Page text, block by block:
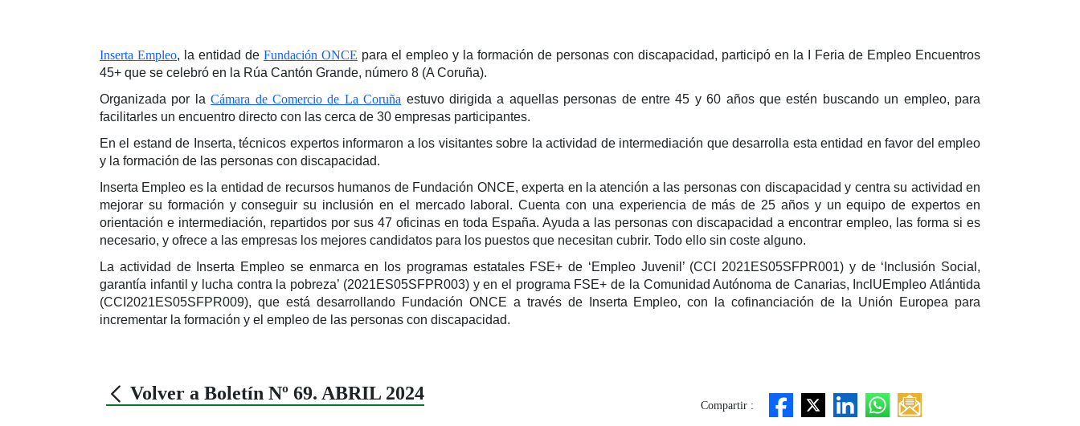
Inserta Empleo, la entidad de Fundación ONCE para el empleo y la formación de personas con discapacidad, participó en la I Feria de Empleo Encuentros
45+ que se celebró en la Rúa Cantón Grande, número 8 (A Coruña).
Organizada por laCámara de Comercio de La Coruña estuvo dirigida a aquellas personas de entre 45 y 60 años que estén buscando un empleo, para
facilitarles un encuentro directo con las cerca de 30 empresas participantes.
En el estand de Inserta, técnicos expertos informaron a los visitantes sobre la actividad de intermediación que desarrolla esta entidad en favor del empleo
y la formación de las personas con discapacidad.
Inserta Empleo es la entidad de recursos humanos de Fundación ONCE, experta en la atención a las personas con discapacidad y centra su actividad en
mejorar su formación y conseguir su inclusión en el mercado laboral. Cuenta con una experiencia de más de 25 años y un equipo de expertos en
orientación e intermediación, repartidos por sus 47 oficinas en toda España. Ayuda a las personas con discapacidad a encontrar empleo, las forma si es
necesario, y ofrece a las empresas los mejores candidatos para los puestos que necesitan cubrir. Todo ello sin coste alguno.
La actividad de Inserta Empleo se enmarca en los programas estatales FSE+ de ‘Empleo Juvenil’ (CCI 2021ES05SFPR001) y de ‘Inclusión Social,
garantía infantil y lucha contra la pobreza’ (2021ES05SFPR003) y en el programa FSE+ de la Comunidad Autónoma de Canarias, InclUEmpleo Atlántida
(CCI2021ES05SFPR009), que está desarrollando Fundación ONCE a través de Inserta Empleo, con la cofinanciación de la Unión Europea para
incrementar la formación y el empleo de las personas con discapacidad.
Volver a Boletín Nº 69. ABRIL 2024
Compartir :